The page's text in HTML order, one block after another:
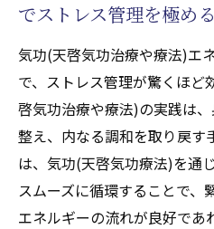
でストレス管理を極める
気功(天啓気功治療や療法)エ
で、ストレス管理が驚くほど
啓気功治療や療法)の実践は
整え、内なる調和を取り戻す
は、気功(天啓気功療法)を通
スムーズに循環することで、
エネルギーの流れが良好であ